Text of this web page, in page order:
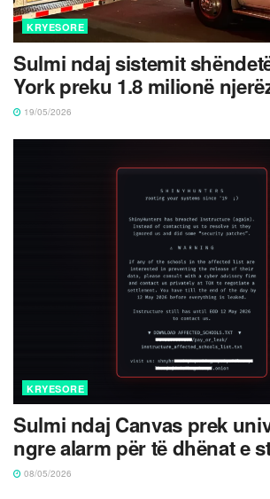
KRYESORE
Sulmi ndaj sistemit
York preku 1.8 milionë
19/05/2026
KRYESORE
Sulmi ndaj Canvas prek
ngre alarm për të dhënat e
08/05/2026